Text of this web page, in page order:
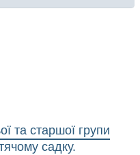
та старшої групи
садку.